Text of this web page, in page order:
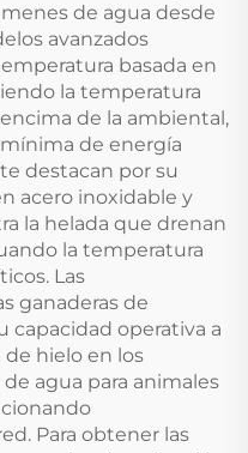
de agua desde
avanzados
basada en
la temperatura
encima de la ambiental,
de energía
destacan por su
acero inoxidable y
la helada que drenan
la temperatura
Las
ganaderas de
capacidad operativa a
de hielo en los
agua para animales
Para obtener las